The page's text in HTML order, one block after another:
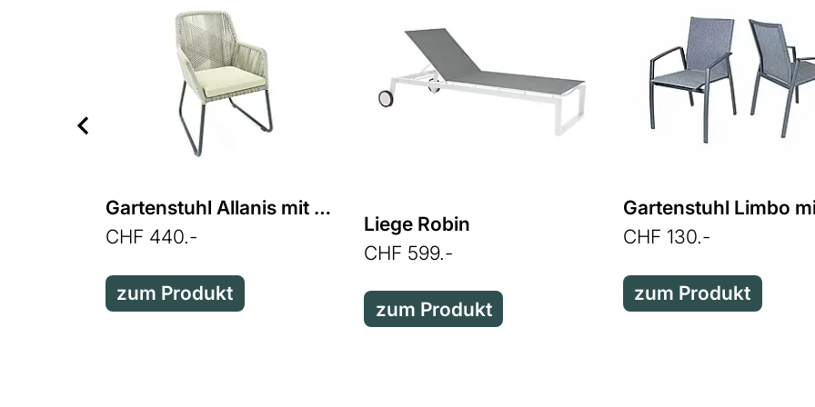
Gartenstuhl Allanis mit Armlehnen in light green
CHF 440.-
zum Produkt
Liege Robin
CHF 599.-
zum Produkt
CHF 130.-
zum Produkt